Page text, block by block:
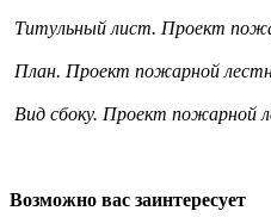
Титульный лист. Проект
План. Проект пожарной
Вид сбоку. Проект пожарной
Возможно вас заинтересует